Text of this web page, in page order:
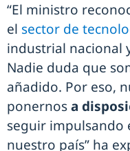
“El ministro
el sector de
industrial nacional
Nadie duda que
añadido. Por eso,
ponernosa
seguir impulsando
nuestro país” ha